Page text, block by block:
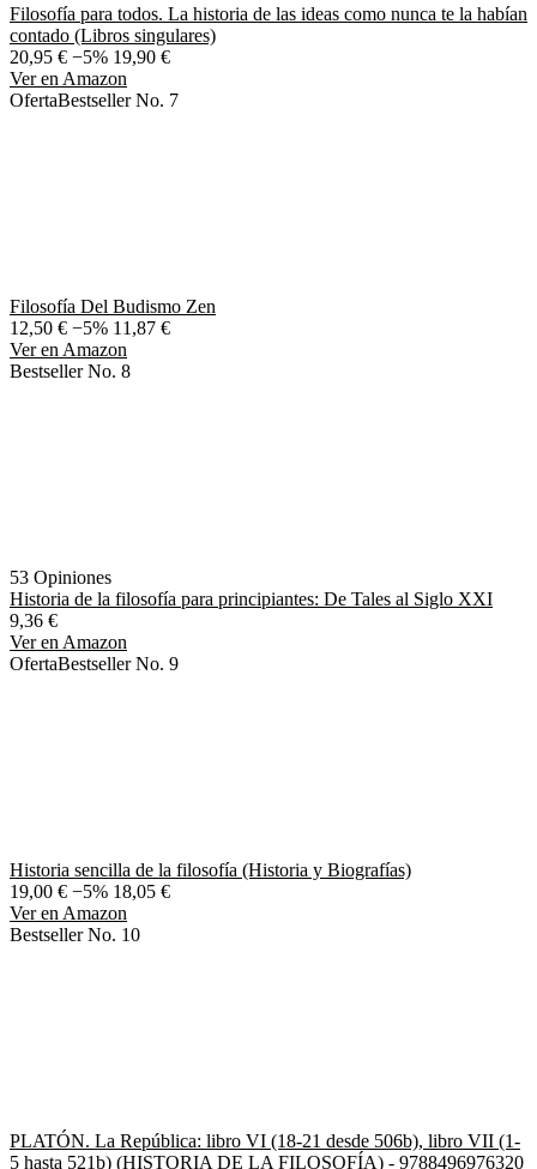
Filosofía para todos. La historia de las ideas como nunca te la habían
contado (Libros singulares)
20,95 € −5% 19,90 €
Ver en Amazon
OfertaBestseller No. 7
Filosofía Del Budismo Zen
12,50 € −5% 11,87 €
Ver en Amazon
Bestseller No. 8
53 Opiniones
Historia de la filosofía para principiantes: De Tales al Siglo XXI
9,36 €
Ver en Amazon
OfertaBestseller No. 9
Historia sencilla de la filosofía (Historia y Biografías)
19,00 € −5% 18,05 €
Ver en Amazon
Bestseller No. 10
PLATÓN. La República: libro VI (18-21 desde 506b), libro VII (1-
5 hasta 521b) (HISTORIA DE LA FILOSOFÍA) - 9788496976320